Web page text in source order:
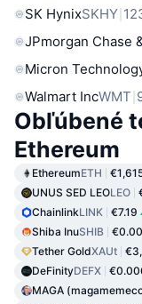
SK HynixSKHY
JPmorgan Chase
Micron
Walmart IncWMT
Obľúbené
Ethereum
EthereumETH
UNUS SED LEOLEO
ChainlinkLINK €7.19
Shiba InuSHIB
Tether GoldXAUt
DeFinityDEFX
MAGA